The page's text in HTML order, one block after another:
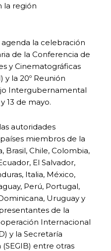
la región
la celebración
de la Conferencia de
y Cinematográficas
y la 20º Reunión
Intergubernamental
13 de mayo.
autoridades
miembros de la
Brasil, Chile, Colombia,
El Salvador,
Italia, México,
Perú, Portugal,
Uruguay y
de la
Internacional
y la Secretaría
entre otras